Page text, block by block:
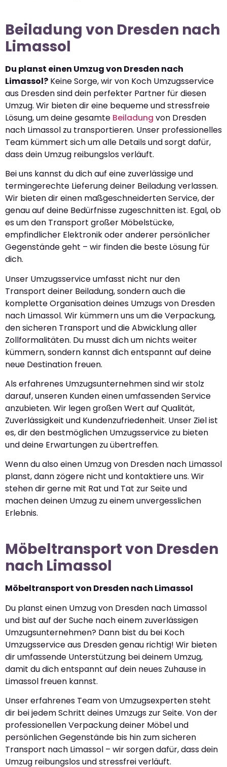
Beiladung von Dresden nach
Limassol
Du planst einen Umzug von Dresden nach
Limassol? Keine Sorge, wir von Koch Umzugsservice
aus Dresden sind dein perfekter Partner für diesen
Umzug. Wir bieten dir eine bequeme und stressfreie
Lösung, um deine gesamte Beiladung von Dresden
nach Limassol zu transportieren. Unser professionelles
Team kümmert sich um alle Details und sorgt dafür,
dass dein Umzug reibungslos verläuft.
Bei uns kannst du dich auf eine zuverlässige und
termingerechte Lieferung deiner Beiladung verlassen.
Wir bieten dir einen maßgeschneiderten Service, der
genau auf deine Bedürfnisse zugeschnitten ist. Egal, ob
es um den Transport großer Möbelstücke,
empfindlicher Elektronik oder anderer persönlicher
Gegenstände geht – wir finden die beste Lösung für
dich.
Unser Umzugsservice umfasst nicht nur den
Transport deiner Beiladung, sondern auch die
komplette Organisation deines Umzugs von Dresden
nach Limassol. Wir kümmern uns um die Verpackung,
den sicheren Transport und die Abwicklung aller
Zollformalitäten. Du musst dich um nichts weiter
kümmern, sondern kannst dich entspannt auf deine
neue Destination freuen.
Als erfahrenes Umzugsunternehmen sind wir stolz
darauf, unseren Kunden einen umfassenden Service
anzubieten. Wir legen großen Wert auf Qualität,
Zuverlässigkeit und Kundenzufriedenheit. Unser Ziel ist
es, dir den bestmöglichen Umzugsservice zu bieten
und deine Erwartungen zu übertreffen.
Wenn du also einen Umzug von Dresden nach Limassol
planst, dann zögere nicht und kontaktiere uns. Wir
stehen dir gerne mit Rat und Tat zur Seite und
machen deinen Umzug zu einem unvergesslichen
Erlebnis.
Möbeltransport von Dresden
nach Limassol
Möbeltransport von Dresden nach Limassol
Du planst einen Umzug von Dresden nach Limassol
und bist auf der Suche nach einem zuverlässigen
Umzugsunternehmen? Dann bist du bei Koch
Umzugsservice aus Dresden genau richtig! Wir bieten
dir umfassende Unterstützung bei deinem Umzug,
damit du dich entspannt auf dein neues Zuhause in
Limassol freuen kannst.
Unser erfahrenes Team von Umzugsexperten steht
dir bei jedem Schritt deines Umzugs zur Seite. Von der
professionellen Verpackung deiner Möbel und
persönlichen Gegenstände bis hin zum sicheren
Transport nach Limassol – wir sorgen dafür, dass dein
Umzug reibungslos und stressfrei verläuft.